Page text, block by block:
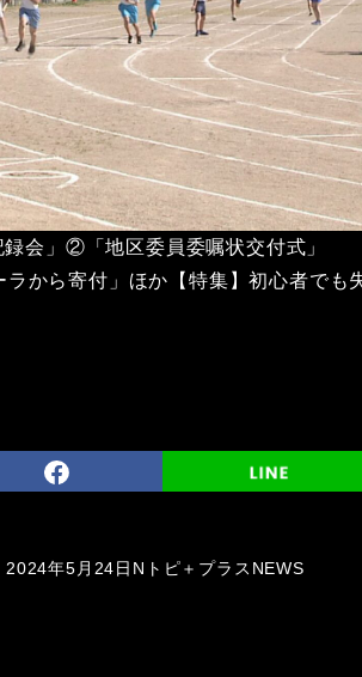
会」②「地区委員委嘱状交付式」
から寄付」ほか【特集】初心者でも
2024年5月24日Nトピ＋プラスNEWS